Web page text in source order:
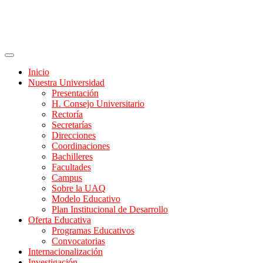
Inicio
Nuestra Universidad
Presentación
H. Consejo Universitario
Rectoría
Secretarías
Direcciones
Coordinaciones
Bachilleres
Facultades
Campus
Sobre la UAQ
Modelo Educativo
Plan Institucional de Desarrollo
Oferta Educativa
Programas Educativos
Convocatorias
Internacionalización